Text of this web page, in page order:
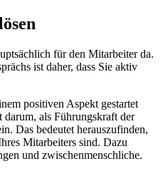
für den Mitarbeiter da.
ist daher, dass Sie aktiv
positiven Aspekt gestartet
darum, als Führungskraft der
Das bedeutet herauszufinden,
Mitarbeiters sind. Dazu
und zwischenmenschliche.